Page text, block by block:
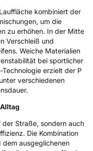
kombiniert der
um die
zu erhöhen. In der Mitte
Verschleiß und
Weiche Materialien
bei sportlicher
erzielt der P
verschiedenen
der Straße, sondern auch
Die Kombination
ausgeglichenen